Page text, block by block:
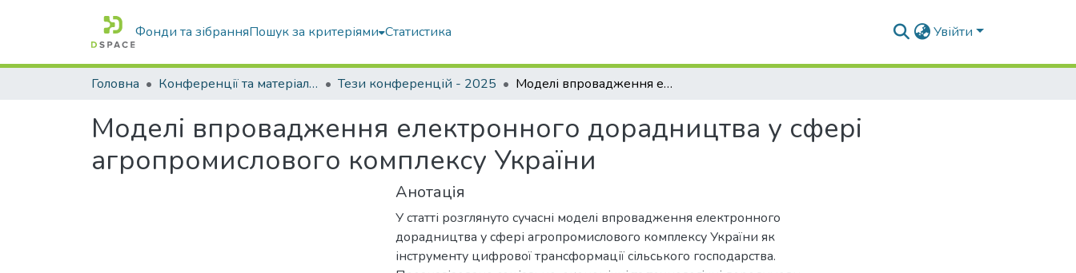
Фонди та зібранняПошук за критеріями Статистика Увійти
Головна Конференції та матеріали конференцій Тези конференцій - 2025 Моделі впровадження електронного дорадництва у сфері агропромислового комплексу України
Моделі впровадження електронного дорадництва у сфері
агропромислового комплексу України
Анотація
У статті розглянуто сучасні моделі впровадження електронного
дорадництва у сфері агропромислового комплексу України як
інструменту цифрової трансформації сільського господарства.